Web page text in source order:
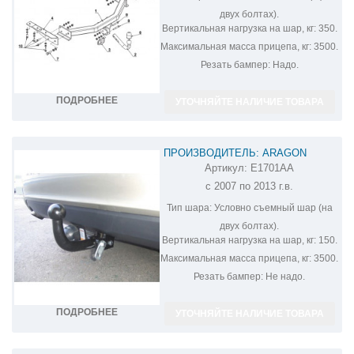
ПОДРОБНЕЕ
двух болтах).
Вертикальная нагрузка на шар, кг:350.
Максимальная масса прицепа, кг: 3500.
Резать бампер:Надо.
ПОДРОБНЕЕ
ПРОИЗВОДИТЕЛЬ: ARAGON
ФАРКОП НА JEEP CHEROKEE KK
E1701AA
Артикул: E1701AA
с 2007 по 2013 г.в.
Тип шара:Условно съемный шар (на
двух болтах).
Вертикальная нагрузка на шар, кг:150.
Максимальная масса прицепа, кг: 3500.
Резать бампер: Не надо.